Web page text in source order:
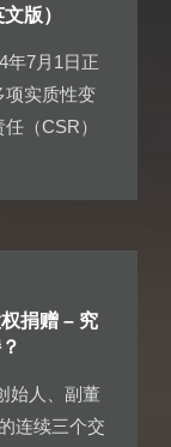
版）
年7月1日正
项实质性变
（CSR）
捐赠 – 究
始人、副董
连续三个交